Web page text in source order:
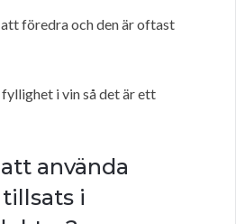
föredra och den är oftast
i vin så det är ett
använda
i